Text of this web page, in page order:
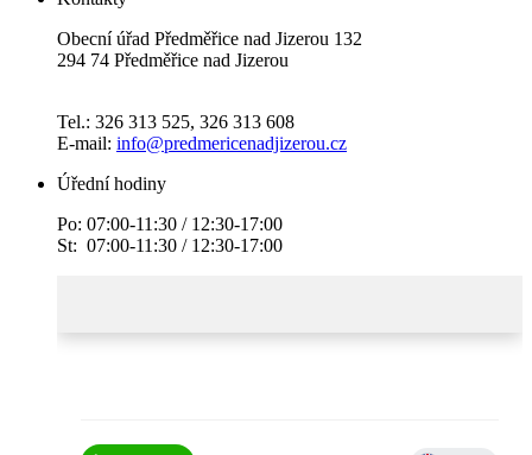
Obecní úřad Předměřice nad Jizerou 132
294 74 Předměřice nad Jizerou
Tel.: 326 313 525, 326 313 608
E-mail: info@predmericenadjizerou.cz
Úřední hodiny
Po: 07:00-11:30 / 12:30-17:00
St: 07:00-11:30 / 12:30-17:00